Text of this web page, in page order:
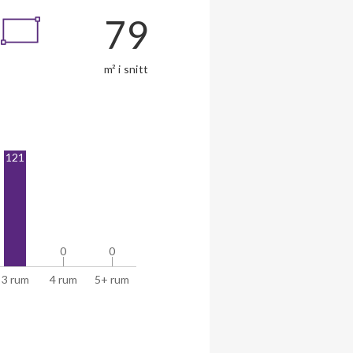
79
m² i snitt
3 rum 4 rum 5+ rum
121
0
0 0
0